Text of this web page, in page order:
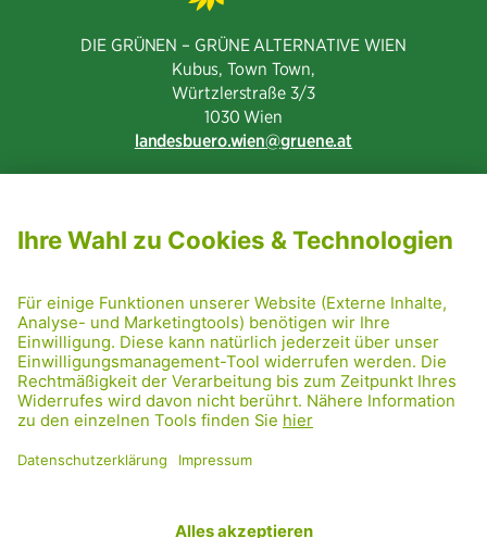
DIE GRÜNEN – GRÜNE ALTERNATIVE WIEN
Kubus, Town Town,
Würtzlerstraße 3/3​
1030 Wien
landesbuero.wien
gruene.at
PRESSE
GRÜNE RADRETTUNG
FRIDAY NIGHTSKATING
NETIQUETTE
DATENSCHUTZ
TRANSPARENZ